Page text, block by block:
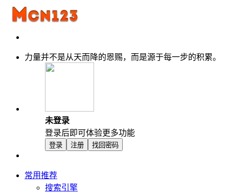
力量并不是从天而降的恩赐，而是源于每一步的积累。
未登录
登录后即可体验更多功能
登录 注册 找回密码
常用推荐
搜索引擎